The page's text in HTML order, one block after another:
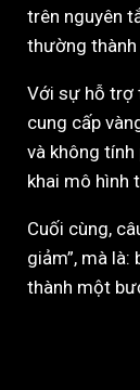
trên nguyên
thường thành
Với sự hỗ trợ
cung cấp
và không
khai mô hình
Cuối cùng,
giảm”, mà
thành một